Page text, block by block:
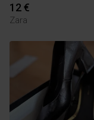
12 €
Zara